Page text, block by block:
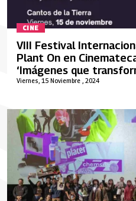
CINE
Viernes, 15 Noviembre , 2024
VIII Festival
Plant On en
‘Imágenes que